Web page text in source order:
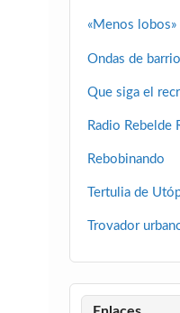
«Menos
Ondas de
Que siga el
Radio Rebelde
Rebobinando
Tertulia de
Trovador